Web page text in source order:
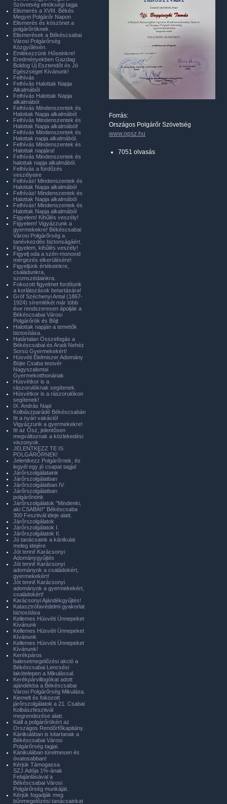
Forrás:
Országos Polgárőr Szövetség
www.opsz.hu
7051 olvasás
Szövetség elnökségi tagja
Elismerés a XVIII. Békés
Megyei Polgárőr Napon
Elismerés és köszönet a
polgárőröknek.
Elismerések a Békéscsabai
Városi Polgárőrség
Közgyűlésén.
Emlékezzünk Hőseinkre!
Eredményekben Gazdag
Boldog Új Esztendőt és Jó
Egészséget Kívánunk!
Felhívás
Felhívás Halottak Napja
Alkalmából
Felhívás Halottak Napja
alkalmából
Felhívás Mindenszentek és
Halottak Napja alkalmából
Felhívás Mindenszentek és
Halottak Napja alkalmából!
Felhívás Mindenszentek és
Halottak napja alkalmából.
Felhívás Mindenszentek és
Halottak napjára!
Felhívás Mindenszentek és
halottak napja alkalmából.
Felhívás a fürdőzés
veszélyeire
Felhívás! Mindenszentek és
Halottak Napja alkalmából
Felhívás! Mindenszentek és
Halottak Napja alkalmából
Felhívás! Mindenszentek és
Halottak Napja alkalmából
Figyelem! Kihűlés veszély!
Figyelem! Vigyázzunk a
gyermekekre! Békéscsabai
Városi Polgárőrség a
tanévkezdés biztonságáért.
Figyelem, kihűlés veszély!
Figyelj oda a szén-monoxid
mérgezés elkerülésére!
Figyeljünk értékeinkre,
családunkra,
szomszédainkra.
Fokozott figyelmet fordítunk
a korlátozások betartására!
Gróf Széchenyi Antal (1867-
1924) síremlékét már több
éve rendszeresen ápolják a
Békéscsabai Városi
Polgárőrök és Böjt
Halottak napján a temetők
biztosítása.
Határtalan Összefogás a
Békéscsabai és Aradi Nehéz
Sorsú Gyermekekért!
Húsvéti Élelmiszer Adomány
Böjte Csaba testvér
Nagyszalontai
Gyermekotthonának
Húsvétkor is a
rászorulóknak segítenek.
Húsvétkor is a rászorulókon
segítenek!
IX. András Napi
Kolbászparádé Békéscsabán
Itt a nyári vakáció!
Vigyázzunk a gyermekekre!
Itt az Ősz, jelentősen
megváltoznak a közlekedési
viszonyok.
JELENTKEZZ TE IS
POLGÁRŐRNEK!
Jelentkezz Polgárőrnek, és
legyél egy jó csapat tagja!
Járőrszolgálataink
Járőrszolgálatban
Járőrszolgálatban IV.
Járőrszolgálatban
polgárőreink
Járőrszolgálatok "Mindenki,
aki CSABAI!" Békéscsaba
300 Fesztivál ideje alatt.
Járőrszolgálatok
Járőrszolgálatok I.
Járőrszolgálatok II.
Jó tanácsaink a kánikulai
meleg idejére
Jót tenni! Karácsonyi
Adománygyűjtés
Jót tenni! Karácsonyi
adományok a családokért,
gyermekekért!
Jót tenni! Karácsonyi
adományok a gyermekekért,
családokért!
Karácsonyi Ajándékgyűjtés!
Katasztrófavédelmi gyakorlat
biztosítása
Kellemes Húsvéti Ünnepeket
Kívánunk
Kellemes Húsvéti Ünnepeket
Kívánunk
Kellemes Húsvéti Ünnepeket
Kívánunk!
Kerékpáros
balesetmegelőzési akció a
Békéscsabai Lencsési
lakótelepen a Mikulással.
Kerékpárvillogókat adott
ajándékba a Békéscsabai
Városi Polgárőrség Mikulása.
Kiemelt és fokozott
járőrszolgálatok a 21. Csabai
Kolbászfesztivál
megrendezése alatt.
Kiáll a polgárőrökért az
Országos Rendőrfőkapitány.
Kánikulában is kitartanak a
Békéscsabai Városi
Polgárőrség tagjai.
Kánikulában türelmesen és
óvatosabban!
Kérjük Támogassa
SZJ.Adója 1%-ának
Felajánlásával a
Békéscsabai Városi
Polgárőrség munkáját.
Kérjük fogadják meg
bűnmegelőzési tanácsainkat